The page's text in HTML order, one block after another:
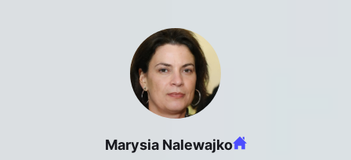
Marysia Nalewajko